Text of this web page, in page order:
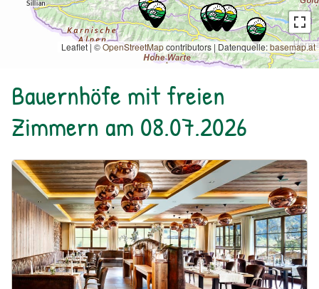
Leaflet | ©OpenStreetMapcontributors | Datenquelle:basemap.at
Bauernhöfe mit freien
Zimmern am 08.07.2026
Urlaub am Bauernhof: Familien Natur Resort Moar Gut